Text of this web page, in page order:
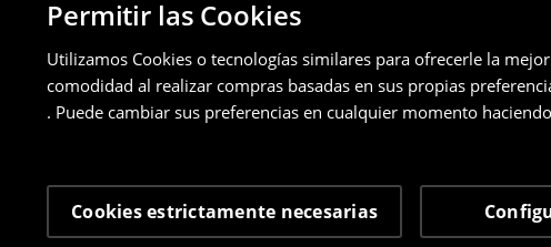
Permitir las Cookies
Utilizamos Cookies o tecnologías similares para ofrecerle la
comodidad al realizar compras basadas en sus propias
. Puede cambiar sus preferencias en cualquier momento
Cookies estrictamente necesarias